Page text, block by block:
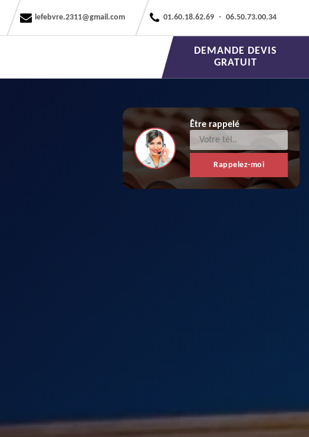
lefebvre.2311@gmail.com 01.60.18.62.69 - 06.50.73.00.34
DEMANDE DEVIS
GRATUIT
Être rappelé